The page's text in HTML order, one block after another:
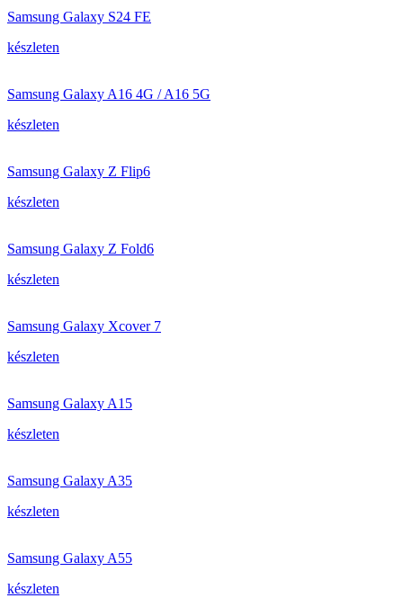
Samsung Galaxy S24 FE
készleten
Samsung Galaxy A16 4G / A16 5G
készleten
Samsung Galaxy Z Flip6
készleten
Samsung Galaxy Z Fold6
készleten
Samsung Galaxy Xcover 7
készleten
Samsung Galaxy A15
készleten
Samsung Galaxy A35
készleten
Samsung Galaxy A55
készleten